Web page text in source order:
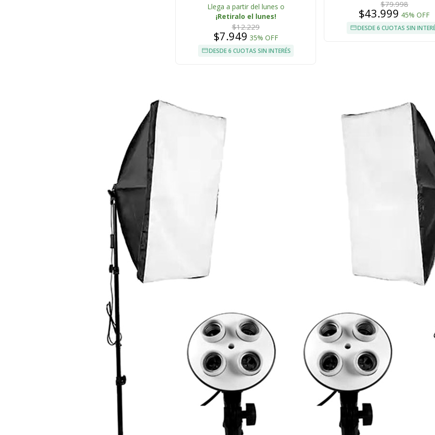
Llega a partir del lunes o
¡Retiralo el lunes!
$12.229
$7.949 35% OFF
DESDE 6 CUOTAS SIN INTERÉS
$79.998
$43.999 45% OFF
DESDE 6 CUOTAS SIN